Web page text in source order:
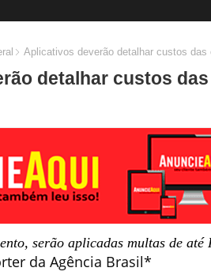
Aplicativos deverão detalhar custos das
detalhar custos
serão aplicadas multas de até
da Agência Brasil*